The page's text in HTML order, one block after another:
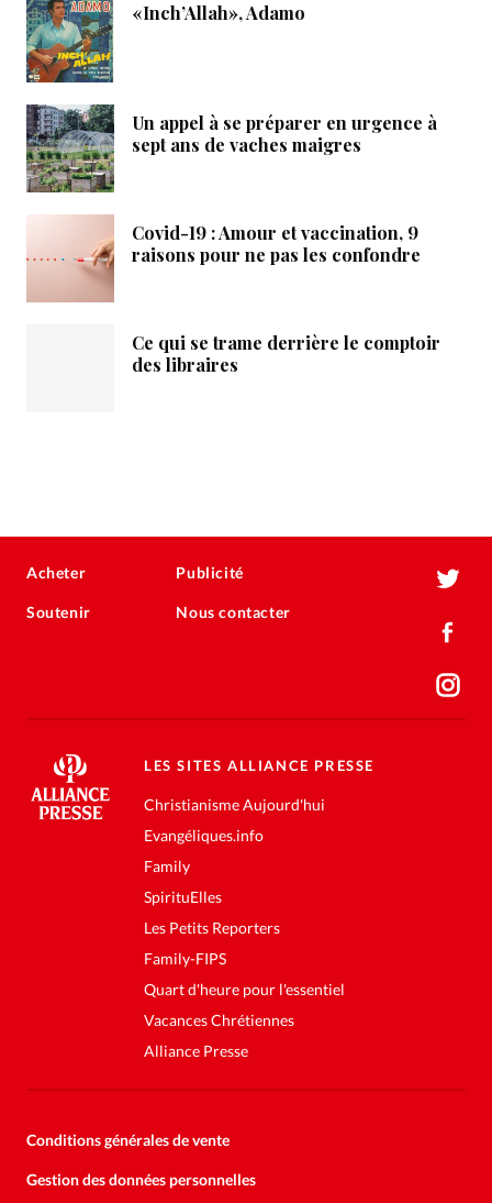
«Inch’Allah», Adamo
Un appel à se préparer en urgence à
sept ans de vaches maigres
Covid-19 : Amour et vaccination, 9
raisons pour ne pas les confondre
Ce qui se trame derrière le comptoir
des libraires
Acheter
Soutenir
Publicité
Nous contacter
LES SITES ALLIANCE PRESSE
Christianisme Aujourd'hui
Evangéliques.info
Family
SpirituElles
Les Petits Reporters
Family-FIPS
Quart d'heure pour l'essentiel
Vacances Chrétiennes
Alliance Presse
Conditions générales de vente
Gestion des données personnelles